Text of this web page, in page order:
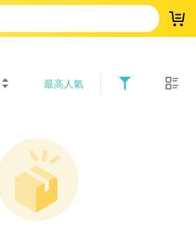
登
最高人氣